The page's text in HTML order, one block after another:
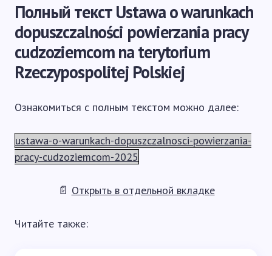
Полный текст Ustawa o warunkach
dopuszczalności powierzania pracy
cudzoziemcom na terytorium
Rzeczypospolitej Polskiej
Ознакомиться с полным текстом можно далее:
ustawa-o-warunkach-dopuszczalnosci-powierzania-
pracy-cudzoziemcom-2025
📄 Открыть в отдельной вкладке
Читайте также: